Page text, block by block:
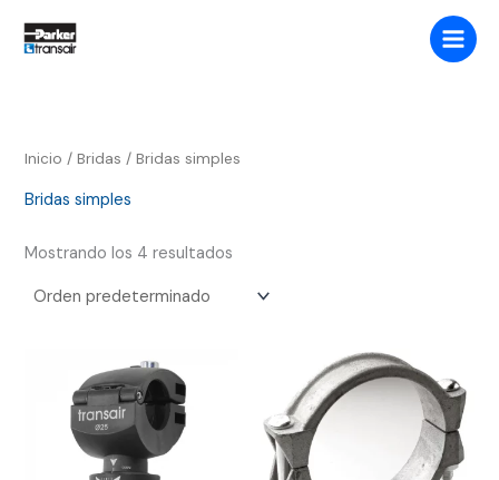
Inicio /Bridas / Bridas simples
Bridas simples
Mostrando los 4 resultados